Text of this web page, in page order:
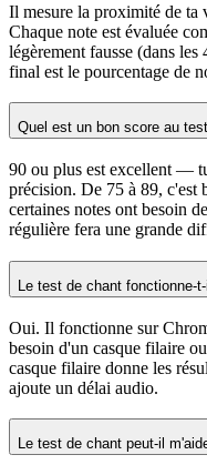
Il mesure la proximité de ta
Chaque note est évaluée
légèrement fausse (dans
final est le pourcentage de
Quel est un bon score au
90 ou plus est excellent —
précision. De 75 à 89, c'est
certaines notes ont besoin
régulière fera une grande
Le test de chant fonctionne-
Oui. Il fonctionne sur
besoin d'un casque filaire
casque filaire donne les
ajoute un délai audio.
Le test de chant peut-il